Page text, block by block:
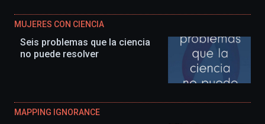
MUJERES CON CIENCIA
Seis problemas que la ciencia
no puede resolver
MAPPING IGNORANCE